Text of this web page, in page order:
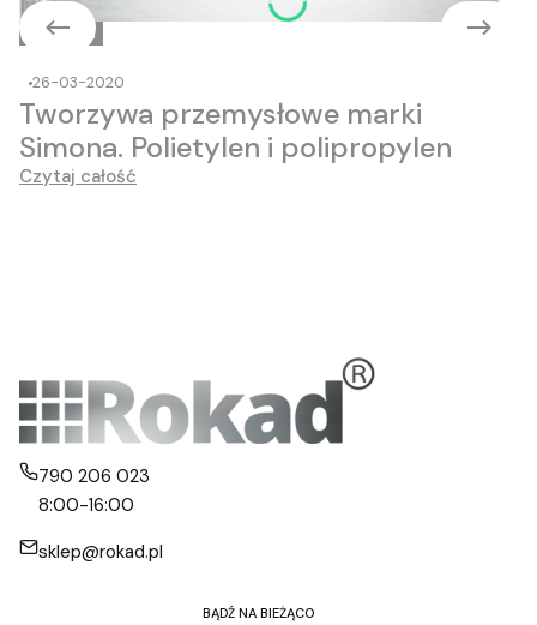
Czytelnia
26-03-2020
Tworzywa przemysłowe marki
Simona. Polietylen i polipropylen
Czytaj całość
790 206 023
8:00-16:00
sklep@rokad.pl
BĄDŹ NA BIEŻĄCO